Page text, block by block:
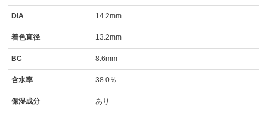
DIA 14.2mm
着色直径 13.2mm
BC 8.6mm
含水率 38.0％
保湿成分 あり